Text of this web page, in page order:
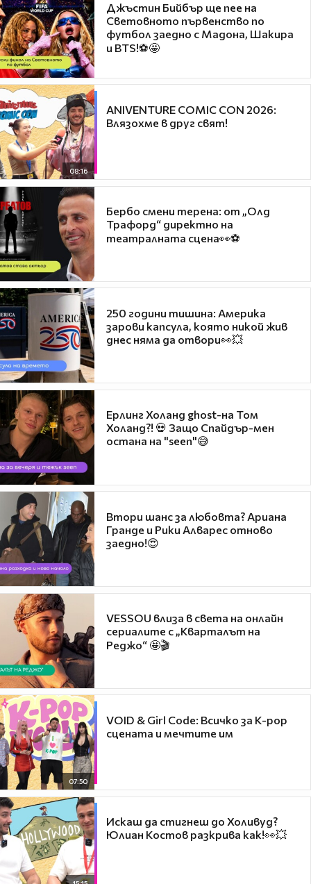
Джъстин Бийбър ще пее на
Световното първенство по
футбол заедно с Мадона, Шакира
и BTS!⚽🤩
08:16
ANIVENTURE COMIC CON 2026:
Влязохме в друг свят!
Бербо смени терена: от „Олд
Трафорд“ директно на
театралната сцена👀⚽
250 години тишина: Америка
зарови капсула, която никой жив
днес няма да отвори👀💥
Ерлинг Холанд ghost-на Том
Холанд?! 💀 Защо Спайдър-мен
остана на "seen"😅
Втори шанс за любовта? Ариана
Гранде и Рики Алварес отново
заедно!😍
VESSOU влиза в света на онлайн
сериалите с „Кварталът на
Реджо“ 🤩🎬
07:50
VOID & Girl Code: Всичко за K-pop
сцената и мечтите им
Искаш да стигнеш до Холивуд?
Юлиан Костов разкрива как!👀💥